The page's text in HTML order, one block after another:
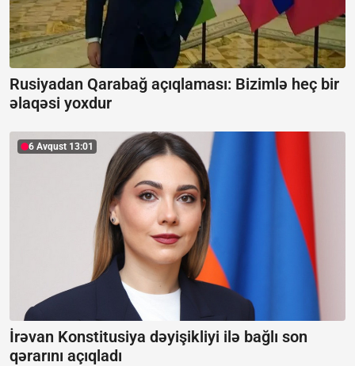
Rusiyadan Qarabağ açıqlaması: Bizimlə heç bir
əlaqəsi yoxdur
6 Avqust 13:01
İrəvan Konstitusiya dəyişikliyi ilə bağlı son
qərarını açıqladı